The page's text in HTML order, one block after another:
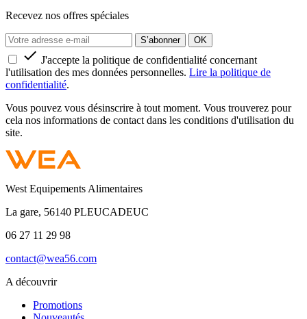
Recevez nos offres spéciales
 J'accepte la politique de confidentialité concernant
l'utilisation des mes données personnelles. Lire la politique de
confidentialité.
Vous pouvez vous désinscrire à tout moment. Vous trouverez pour
cela nos informations de contact dans les conditions d'utilisation du
site.
West Equipements Alimentaires
La gare, 56140 PLEUCADEUC
06 27 11 29 98
contact@wea56.com
A découvrir
Promotions